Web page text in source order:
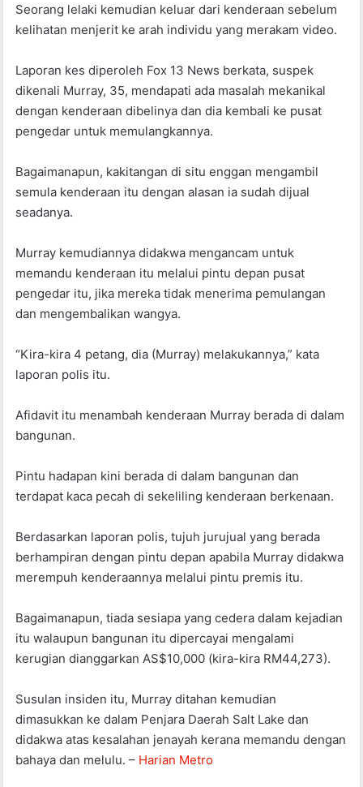
Seorang lelaki kemudian keluar dari kenderaan sebelum
kelihatan menjerit ke arah individu yang merakam video.
Laporan kes diperoleh Fox 13 News berkata, suspek
dikenali Murray, 35, mendapati ada masalah mekanikal
dengan kenderaan dibelinya dan dia kembali ke pusat
pengedar untuk memulangkannya.
Bagaimanapun, kakitangan di situ enggan mengambil
semula kenderaan itu dengan alasan ia sudah dijual
seadanya.
Murray kemudiannya didakwa mengancam untuk
memandu kenderaan itu melalui pintu depan pusat
pengedar itu, jika mereka tidak menerima pemulangan
dan mengembalikan wangya.
“Kira-kira 4 petang, dia (Murray) melakukannya,” kata
laporan polis itu.
Afidavit itu menambah kenderaan Murray berada di dalam
bangunan.
Pintu hadapan kini berada di dalam bangunan dan
terdapat kaca pecah di sekeliling kenderaan berkenaan.
Berdasarkan laporan polis, tujuh jurujual yang berada
berhampiran dengan pintu depan apabila Murray didakwa
merempuh kenderaannya melalui pintu premis itu.
Bagaimanapun, tiada sesiapa yang cedera dalam kejadian
itu walaupun bangunan itu dipercayai mengalami
kerugian dianggarkan AS$10,000 (kira-kira RM44,273).
Susulan insiden itu, Murray ditahan kemudian
dimasukkan ke dalam Penjara Daerah Salt Lake dan
didakwa atas kesalahan jenayah kerana memandu dengan
bahaya dan melulu. – Harian Metro